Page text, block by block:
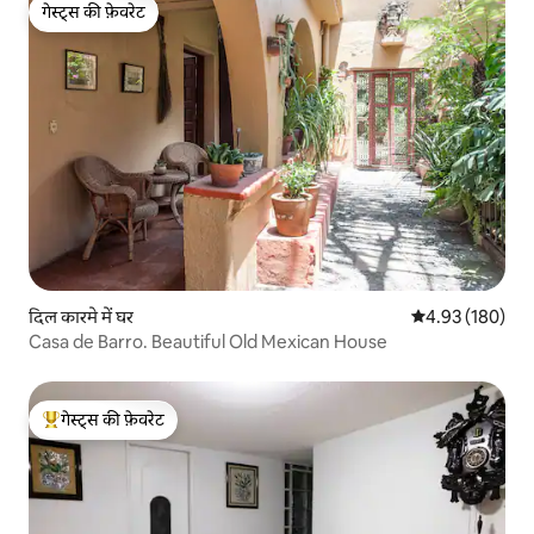
गेस्ट्स की फ़ेवरेट
गेस्ट्स की फ़ेवरेट
दिल कारमे में घर औसत रेटिंग 5 में से
4.93 (180)
Casa de Barro. Beautiful Old Mexican House
गेस्ट्स का टॉप फ़ेवरेट
गेस्ट्स की फ़ेवरेट